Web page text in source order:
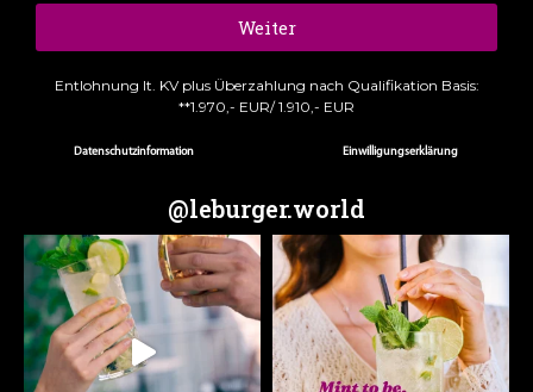
Weiter
Entlohnung lt. KV plus Überzahlung nach Qualifikation Basis:
**1.970,- EUR/ 1.910,- EUR
Datenschutzinformation Einwilligungserklärung
@leburger.world